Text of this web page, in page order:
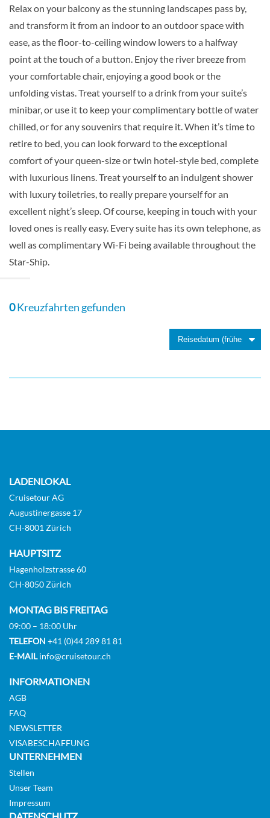
Stateroom-[D]
Riviera Deck
Aussenkabine
Emerald Stateroom-[E]
Riviera Deck
Aussenkabine
Emerald Stateroom-[ES]
Riviera Deck
Horizon Deck
Owner’s One-bedroom Suite-[SA]
Relax on your balcony as the stunning landscapes pass by,
and transform it from an indoor to an outdoor space with
ease, as the floor-to-ceiling window lowers to a halfway
point at the touch of a button. Enjoy the river breeze from
your comfortable chair, enjoying a good book or the
unfolding vistas. Treat yourself to a drink from your suite’s
minibar, or use it to keep your complimentary bottle of water
chilled, or for any souvenirs that require it. When it’s time to
retire to bed, you can look forward to the exceptional
comfort of your queen-size or twin hotel-style bed, complete
with luxurious linens. Treat yourself to an indulgent shower
with luxury toiletries, to really prepare yourself for an
excellent night’s sleep. Of course, keeping in touch with your
loved ones is really easy. Every suite has its own telephone, as
well as complimentary Wi-Fi being available throughout the
Star-Ship.
0Kreuzfahrten gefunden
LADENLOKAL
Cruisetour AG
Augustinergasse 17
CH-8001 Zürich
HAUPTSITZ
Hagenholzstrasse 60
CH-8050 Zürich
MONTAG BIS FREITAG
09:00 – 18:00 Uhr
TELEFON +41 (0)44 289 81 81
E-MAILinfo@cruisetour.ch
INFORMATIONEN
AGB
FAQ
NEWSLETTER
VISABESCHAFFUNG
UNTERNEHMEN
Stellen
Unser Team
Impressum
DATENSCHUTZ